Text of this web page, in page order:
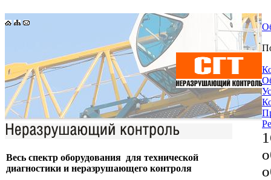
Весь спектр оборудования для технической
диагностики и неразрушающего контроля